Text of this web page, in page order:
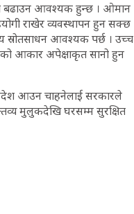
बढाउन आवश्यक हुन्छ । ओमान
राखेर व्यवस्थापन हुन सक्छ
स्रोतसाधन आवश्यक पर्छ । उच्च
आकार अपेक्षाकृत सानो हुन
आउन चाहनेलाई सरकारले
मुलुकदेखि घरसम्म सुरक्षित